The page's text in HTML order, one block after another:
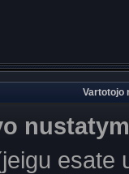
Vartotojo